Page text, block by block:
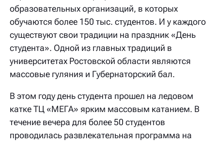
образовательных организаций, в которых
обучаются более 150 тыс. студентов. И у каждого
существуют свои традиции на праздник «День
студента». Одной из главных традиций в
университетах Ростовской области являются
массовые гуляния и Губернаторский бал.
В этом году день студента прошел на ледовом
катке ТЦ «МЕГА» ярким массовым катанием. В
течение вечера для более 50 студентов
проводилась развлекательная программа на